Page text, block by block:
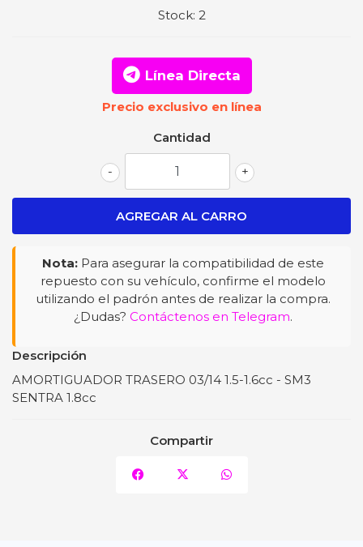
Stock: 2
Línea Directa
Precio exclusivo en línea
Cantidad
+
-
Nota: Para asegurar la compatibilidad de este
repuesto con su vehículo, confirme el modelo
utilizando el padrón antes de realizar la compra.
¿Dudas? Contáctenos en Telegram.
Descripción
AMORTIGUADOR TRASERO 03/14 1.5-1.6cc - SM3
SENTRA 1.8cc
Compartir